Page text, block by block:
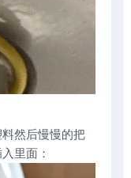
然后慢慢的把
里面：